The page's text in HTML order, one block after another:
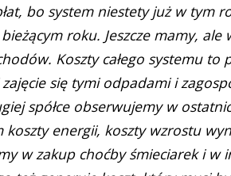
bo system niestety już w tym
roku. Jeszcze mamy,
Koszty całego systemu
się tymi odpadami i
spółce obserwujemy w
koszty energii, koszty wzrostu
w zakup choćby śmieciarek i w